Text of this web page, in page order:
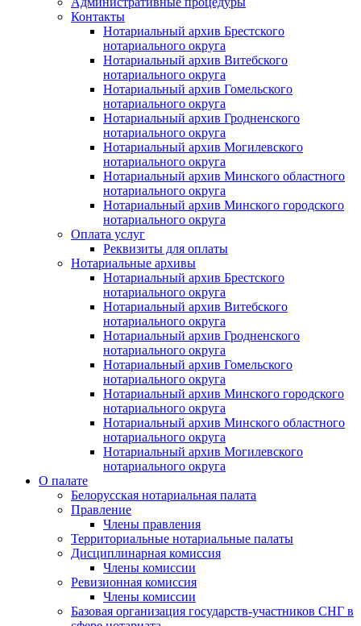
Контакты
Нотариальный архив Брестского
нотариального округа
Нотариальный архив Витебского
нотариального округа
Нотариальный архив Гомельского
нотариального округа
Нотариальный архив Гродненского
нотариального округа
Нотариальный архив Могилевского
нотариального округа
Нотариальный архив Минского областного
нотариального округа
Нотариальный архив Минского городского
нотариального округа
Оплата услуг
Реквизиты для оплаты
Нотариальные архивы
Нотариальный архив Брестского
нотариального округа
Нотариальный архив Витебского
нотариального округа
Нотариальный архив Гродненского
нотариального округа
Нотариальный архив Гомельского
нотариального округа
Нотариальный архив Минского городского
нотариального округа
Нотариальный архив Минского областного
нотариального округа
Нотариальный архив Могилевского
нотариального округа
О палате
Белорусская нотариальная палата
Правление
Члены правления
Территориальные нотариальные палаты
Дисциплинарная комиссия
Члены комиссии
Ревизионная комиссия
Члены комиссии
Базовая организация государств-участников СНГ в